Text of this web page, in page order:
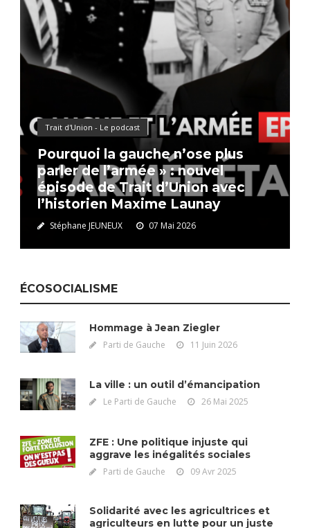
Trait d'Union - Le podcast
Pourquoi la gauche n’ose plus
parler de l’armée » : nouvel
épisode de Trait d’Union avec
l’historien Maxime Launay
Stéphane JEUNEUX 07 Mai 2026
ÉCOSOCIALISME
Hommage à Jean Ziegler
Parti de Gauche 11 Juin 2026
La ville : un outil d’émancipation
Le Parti de Gauche 26 Mai 2025
ZFE : Une politique injuste qui
aggrave les inégalités sociales
Parti de Gauche 09 Avr 2025
Solidarité avec les agricultrices et
agriculteurs en lutte pour un juste